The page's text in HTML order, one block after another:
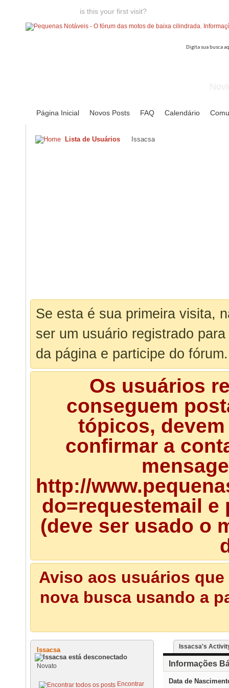
is this your first visit?
Página Inicial Novos Posts FAQ Calendário
Lista de Usuários Issacsa
Se esta é sua primeira visita,
ser um usuário registrado
da página e participe do fórum.
Os usuários
conseguem
tópicos,
confirmar a
http://
do=requestemail
(deve ser usado o
Aviso aos usuários
nova busca usando a
Issacsa
Novato
Encontrar
Issacsa's
Informações
Data de